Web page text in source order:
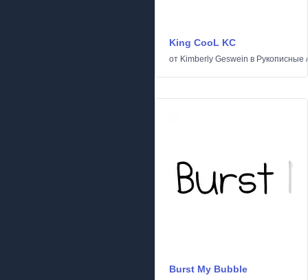
King CooL KC
от Kimberly Geswein в Рукописные
Burst My Bubble